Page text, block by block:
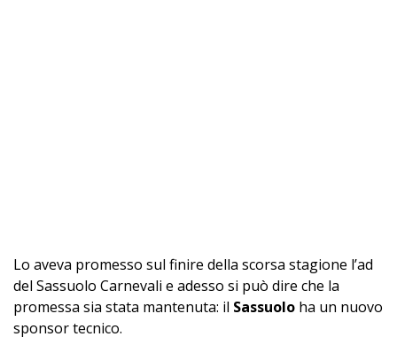
Lo aveva promesso sul finire della scorsa stagione l’ad
del Sassuolo Carnevali e adesso si può dire che la
promessa sia stata mantenuta: il Sassuolo ha un nuovo
sponsor tecnico.